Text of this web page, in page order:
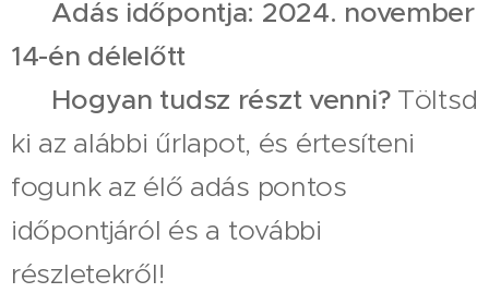
Adás időpontja: 2024. november
14-én délelőtt
Hogyan tudsz részt venni?Töltsd
ki az alábbi űrlapot, és értesíteni
fogunk az élő adás pontos
időpontjáról és a további
részletekről!